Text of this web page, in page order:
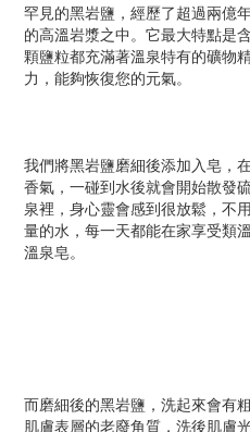
罕見的黑岩鹽，經歷了超過兩億
的高溫岩漿之中。它最大特點是
顆鹽粒都充滿著溫泉特有的礦物
力，能夠恢復您的元氣。
我們將黑岩鹽磨細後添加入皂，
香氣，一碰到水後就會開始散發
泉裡，身心靈會感到很放鬆，不
量的水，每一天都能在家享受類
溫泉皂。
而磨細後的黑岩鹽，洗起來會有
肌膚表層的老廢角質，洗後肌膚